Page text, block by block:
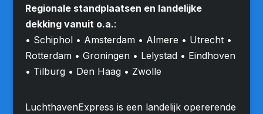
Regionale standplaatsen en landelijke
dekking vanuit o.a.:
• Schiphol • Amsterdam • Almere • Utrecht •
Rotterdam • Groningen • Lelystad • Eindhoven
• Tilburg • Den Haag • Zwolle
LuchthavenExpress is een landelijk opererende